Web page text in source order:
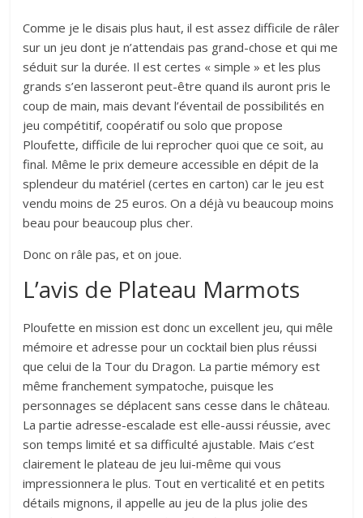
Comme je le disais plus haut, il est assez difficile de râler
sur un jeu dont je n’attendais pas grand-chose et qui me
séduit sur la durée. Il est certes « simple » et les plus
grands s’en lasseront peut-être quand ils auront pris le
coup de main, mais devant l’éventail de possibilités en
jeu compétitif, coopératif ou solo que propose
Ploufette, difficile de lui reprocher quoi que ce soit, au
final. Même le prix demeure accessible en dépit de la
splendeur du matériel (certes en carton) car le jeu est
vendu moins de 25 euros. On a déjà vu beaucoup moins
beau pour beaucoup plus cher.
Donc on râle pas, et on joue.
L’avis de Plateau Marmots
Ploufette en mission est donc un excellent jeu, qui mêle
mémoire et adresse pour un cocktail bien plus réussi
que celui de la Tour du Dragon. La partie mémory est
même franchement sympatoche, puisque les
personnages se déplacent sans cesse dans le château.
La partie adresse-escalade est elle-aussi réussie, avec
son temps limité et sa difficulté ajustable. Mais c’est
clairement le plateau de jeu lui-même qui vous
impressionnera le plus. Tout en verticalité et en petits
détails mignons, il appelle au jeu de la plus jolie des